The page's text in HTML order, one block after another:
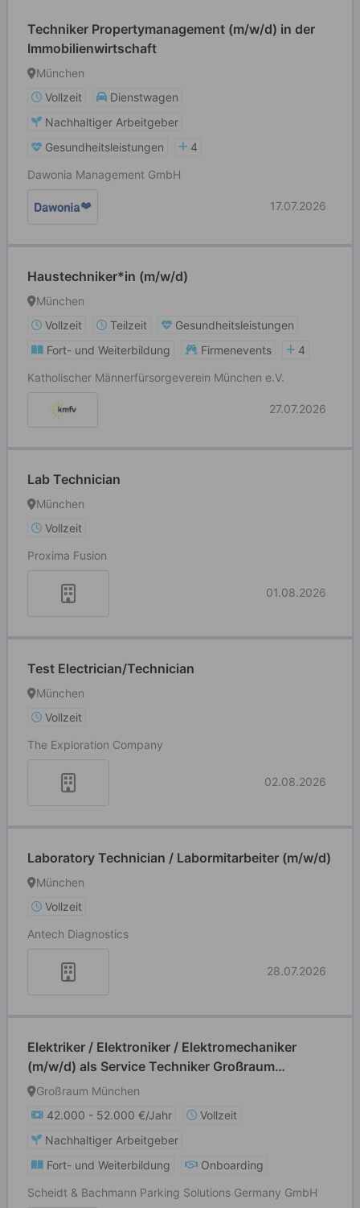
Techniker Propertymanagement (m/w/d) in der
Immobilienwirtschaft
München
Vollzeit
Dienstwagen
Nachhaltiger Arbeitgeber
Gesundheitsleistungen
4
Dawonia Management GmbH
17.07.2026
Haustechniker*in (m/w/d)
München
Vollzeit
Teilzeit
Gesundheitsleistungen
Fort- und Weiterbildung
Firmenevents
4
Katholischer Männerfürsorgeverein München e.V.
27.07.2026
Lab Technician
München
Vollzeit
Proxima Fusion
01.08.2026
Test Electrician/Technician
München
Vollzeit
The Exploration Company
02.08.2026
Laboratory Technician / Labormitarbeiter (m/w/d)
München
Vollzeit
Antech Diagnostics
28.07.2026
Elektriker / Elektroniker / Elektromechaniker
(m/w/d) als Service Techniker Großraum
München
Großraum München
42.000 - 52.000 €/Jahr
Vollzeit
Nachhaltiger Arbeitgeber
Fort- und Weiterbildung
Onboarding
Scheidt & Bachmann Parking Solutions Germany GmbH